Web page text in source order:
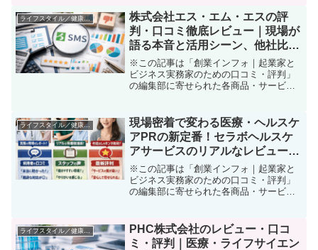
務の効率化まで――もし貴院の医療経営
に"ひと押し"が欲しいな...
ライフスタイル／健康／働き方改革
株式会社エス・エム・エスの評
判・口コミ徹底レビュー｜現場が
語る本音と活用シーン、他社比較
まで
※この記事は「創業インフォ｜起業家と
ビジネス実務家のための口コミ・評判」
の編集部に寄せられた各商品・サービス
ゲットに刺さる情報発信や顧客獲得がし
たい」——こんな悩みを...
ライフスタイル／健康／働き方改革
現場密着で変わる医療・ヘルスケ
アPRの新定番！セラボヘルスケ
アサービスのリアルなレビュー・
最新口コミ・評判まとめ
※この記事は「創業インフォ｜起業家と
ビジネス実務家のための口コミ・評判」
の編集部に寄せられた各商品・サービス
い」 そんな悩みを抱えている方、多いの
ではないでしょうか？一...
PHC株式会社のレビュー・口コ
ミ・評判｜医療・ライフサイエン